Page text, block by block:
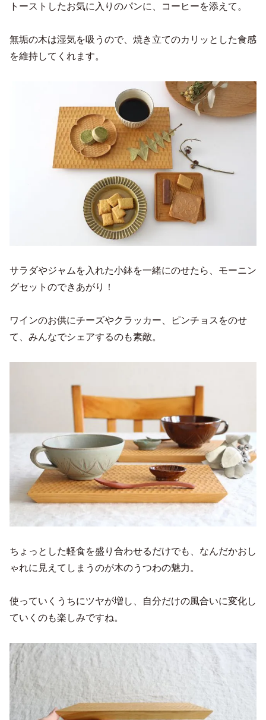
トーストしたお気に入りのパンに、コーヒーを添えて。
無垢の木は湿気を吸うので、焼き立てのカリッとした食感
を維持してくれます。
サラダやジャムを入れた小鉢を一緒にのせたら、モーニン
グセットのできあがり！
ワインのお供にチーズやクラッカー、ピンチョスをのせ
て、みんなでシェアするのも素敵。
ちょっとした軽食を盛り合わせるだけでも、なんだかおし
ゃれに見えてしまうのが木のうつわの魅力。
使っていくうちにツヤが増し、自分だけの風合いに変化し
ていくのも楽しみですね。